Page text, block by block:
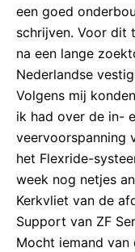
een goed
schrijven. Voor dit
na een lange
Nederlandse
Volgens mij
ik had over de in-
veervoorspanning
het Flexride-
week nog netjes
Kerkvliet van de
Support van ZF
Mocht iemand van